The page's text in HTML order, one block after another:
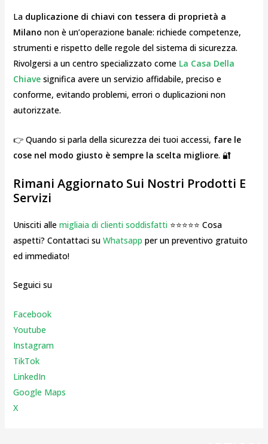
La duplicazione di chiavi con tessera di proprietà a
Milano non è un’operazione banale: richiede competenze,
strumenti e rispetto delle regole del sistema di sicurezza.
Rivolgersi a un centro specializzato come La Casa Della
Chiavesignifica avere un servizio affidabile, preciso e
conforme, evitando problemi, errori o duplicazioni non
autorizzate.
👉 Quando si parla della sicurezza dei tuoi accessi, fare le
cose nel modo giusto è sempre la scelta migliore. 🔐
Rimani Aggiornato Sui Nostri Prodotti E
Servizi
Unisciti alle migliaia di clienti soddisfatti⭐⭐⭐⭐⭐ Cosa
aspetti? Contattaci su Whatsapp per un preventivo gratuito
ed immediato!
Seguici su
Facebook
Youtube
Instagram
TikTok
LinkedIn
Google Maps
X